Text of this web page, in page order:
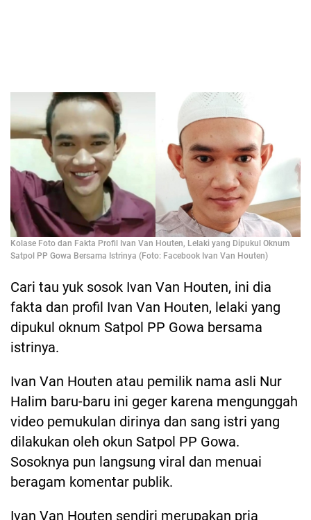
Kolase Foto dan Fakta Profil Ivan Van Houten, Lelaki yang Dipukul Oknum
Satpol PP Gowa Bersama Istrinya (Foto: Facebook Ivan Van Houten)
Cari tau yuk sosok Ivan Van Houten, ini dia
fakta dan profil Ivan Van Houten, lelaki yang
dipukul oknum Satpol PP Gowa bersama
istrinya.
Ivan Van Houten atau pemilik nama asli Nur
Halim baru-baru ini geger karena mengunggah
video pemukulan dirinya dan sang istri yang
dilakukan oleh okun Satpol PP Gowa.
Sosoknya pun langsung viral dan menuai
beragam komentar publik.
Ivan Van Houten sendiri merupakan pria